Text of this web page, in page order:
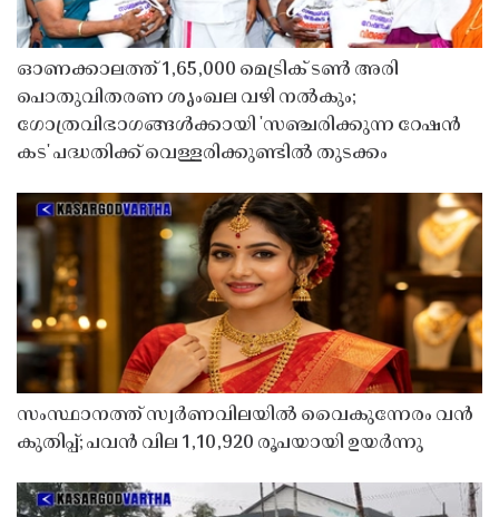
ഓണക്കാലത്ത് 1,65,000 മെട്രിക് ടൺ അരി
പൊതുവിതരണ ശൃംഖല വഴി നൽകും;
ഗോത്രവിഭാഗങ്ങൾക്കായി 'സഞ്ചരിക്കുന്ന റേഷൻ
കട' പദ്ധതിക്ക് വെള്ളരിക്കുണ്ടിൽ തുടക്കം
സംസ്ഥാനത്ത് സ്വർണവിലയിൽ വൈകുന്നേരം വൻ
കുതിപ്പ്; പവൻ വില 1,10,920 രൂപയായി ഉയർന്നു